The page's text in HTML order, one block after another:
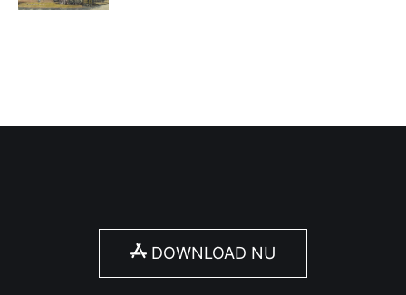
DOWNLOAD NU